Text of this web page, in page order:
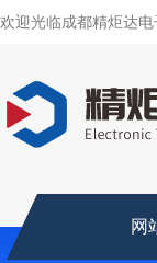
欢迎光临成都精炬达电
网